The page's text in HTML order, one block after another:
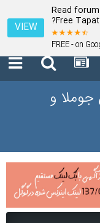
Read
Free
FREE - on
VIEW
و